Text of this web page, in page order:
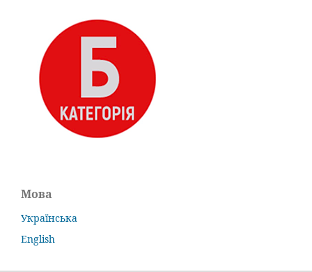
Мова
Українська
English